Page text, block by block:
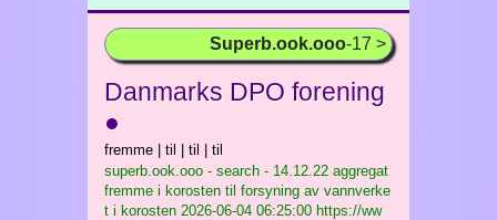
Superb.ook.ooo-17 >
Danmarks DPO forening
●
fremme | til | til | til
superb.ook.ooo - search - 14.12.22 aggregat
fremme i korosten til forsyning av vannverke
t i korosten 2026-06-04 06:25:00 https://ww